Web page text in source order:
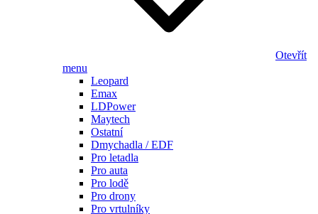
Otevřít
menu
Leopard
Emax
LDPower
Maytech
Ostatní
Dmychadla / EDF
Pro letadla
Pro auta
Pro lodě
Pro drony
Pro vrtulníky